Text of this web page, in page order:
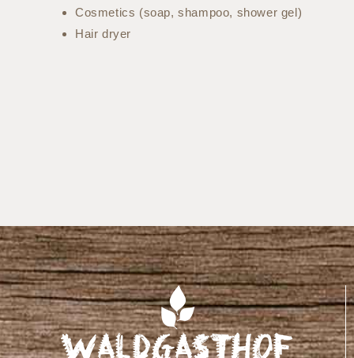
Cosmetics (soap, shampoo, shower gel)
Hair dryer